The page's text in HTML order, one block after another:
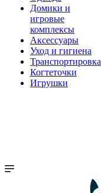
Домики и
игровые
комплексы
Аксессуары
Уход и гигиена
Транспортировка
Когтеточки
Игрушки